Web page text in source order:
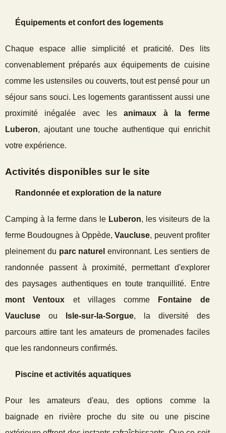
Équipements et confort des logements
Chaque espace allie simplicité et praticité. Des lits
convenablement préparés aux équipements de cuisine
comme les ustensiles ou couverts, tout est pensé pour un
séjour sans souci. Les logements garantissent aussi une
proximité inégalée avec lesanimaux à la ferme
Luberon, ajoutant une touche authentique qui enrichit
votre expérience.
Activités disponibles sur le site
Randonnée et exploration de la nature
Camping à la ferme dans le Luberon, les visiteurs de la
ferme Boudougnes à Oppède,Vaucluse, peuvent profiter
pleinement du parc naturel environnant. Les sentiers de
randonnée passent à proximité, permettant d'explorer
des paysages authentiques en toute tranquillité. Entre
mont Ventoux et villages comme
Fontaine de
Vaucluse ou Isle-sur-la-Sorgue, la diversité des
parcours attire tant les amateurs de promenades faciles
que les randonneurs confirmés.
Piscine et activités aquatiques
Pour les amateurs d'eau, des options comme la
baignade en rivière proche du site ou une piscine